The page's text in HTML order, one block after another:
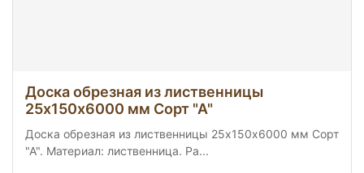
Доска обрезная из лиственницы
25х150х6000 мм Сорт "А"
Доска обрезная из лиственницы 25х150х6000 мм Сорт
"А". Материал: лиственница. Ра...